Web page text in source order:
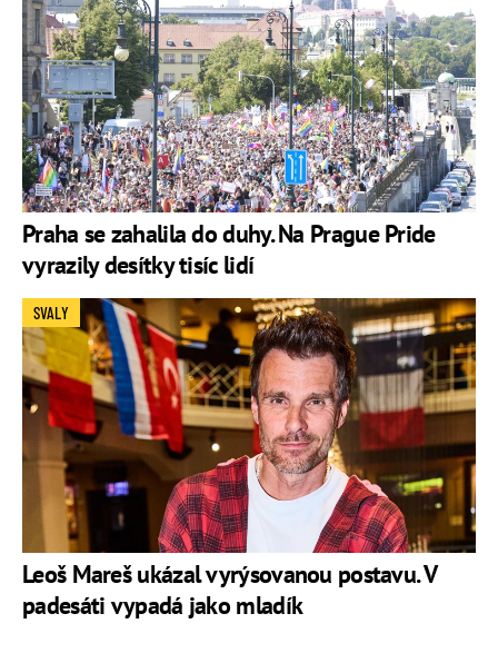
Praha se zahalila do duhy. Na Prague Pride
vyrazily desítky tisíc lidí
Leoš Mareš ukázal vyrýsovanou postavu. V
padesáti vypadá jako mladík
SVALY